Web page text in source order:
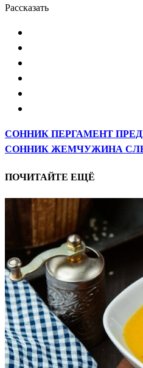
Рассказать
СОННИК ПЕРГАМЕНТ
СОННИК ЖЕМЧУЖИНА
ПОЧИТАЙТЕ ЕЩЁ